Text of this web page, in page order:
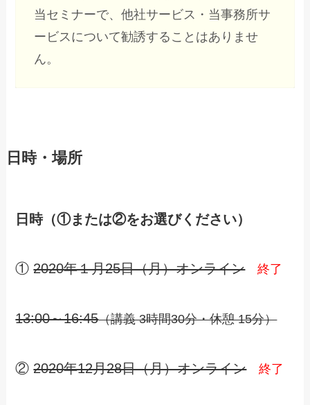
当セミナーで、他社サービス・当事務所サ
ービスについて勧誘することはありませ
ん。
日時・場所
日時（①または②をお選びください）
①2020年１月25日（月）オンライン 終了
13:00～16:45（講義 3時間30分・休憩 15分）
②2020年12月28日（月）オンライン 終了